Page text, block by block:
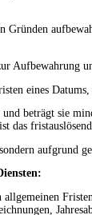
Gründen
Aufbewahrung
eines
beträgt sie
das
aufgrund
allgemeinen